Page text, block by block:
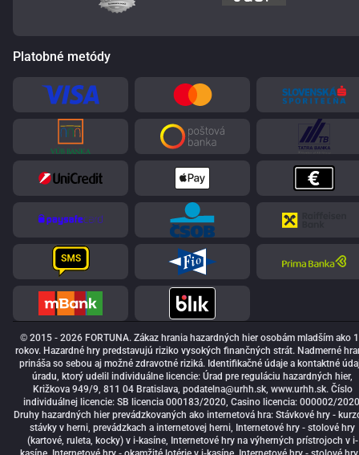
Platobné metódy
© 2015 - 2026 FORTUNA. Zákaz hrania hazardných hier osobám mladším ako
rokov. Hazardné hry predstavujú riziko vysokých finančných strát. Nadmerné
prináša so sebou aj možné zdravotné riziká. Identifikačné údaje a kontaktné
úradu, ktorý udelil individuálne licencie: Úrad pre reguláciu hazardných hier,
Križkova 949/9, 811 04 Bratislava, podatelna@urhh.sk, www.urhh.sk. Číslo
individuálnej licencie: SB licencia 000183/2020, Casino licencia: 000002/
Druhy hazardných hier prevádzkovaných ako internetová hra: Stávkové hry -
stávky v herni, prevádzkach a internetovej herni, Internetové hry - stolové hry
(kartové, ruleta, kocky) v i-kasíne, Internetové hry na výherných prístrojoch v i-